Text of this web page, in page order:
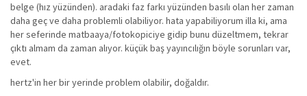
belge (hız yüzünden). aradaki faz farkı yüzünden basılı olan her zaman
daha geç ve daha problemli olabiliyor. hata yapabiliyorum illa ki, ama
her seferinde matbaaya/fotokopiciye gidip bunu düzeltmem, tekrar
çıktı almam da zaman alıyor. küçük baş yayıncılığın böyle sorunları var,
evet.
hertz'in her bir yerinde problem olabilir, doğaldır.